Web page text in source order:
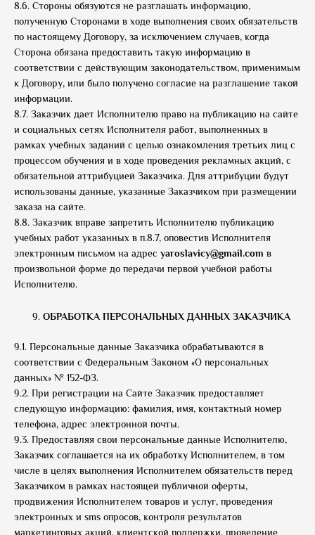
8.6. Стороны обязуются не разглашать информацию,
полученную Сторонами в ходе выполнения своих обязательств
по настоящему Договору, за исключением случаев, когда
Сторона обязана предоставить такую информацию в
соответствии с действующим законодательством, применимым
к Договору, или было получено согласие на разглашение такой
информации.
8.7. Заказчик дает Исполнителю право на публикацию на сайте
и социальных сетях Исполнителя работ, выполненных в
рамках учебных заданий с целью ознакомления третьих лиц с
процессом обучения и в ходе проведения рекламных акций, с
обязательной аттрибуцией Заказчика. Для аттрибуции будут
использованы данные, указанные Заказчиком при размещении
заказа на сайте.
8.8. Заказчик вправе запретить Исполнителю публикацию
учебных работ указанных в п.8.7, оповестив Исполнителя
электронным письмом на адрес yaroslavicy@gmail.com в
произвольной форме до передачи первой учебной работы
Исполнителю.
ОБРАБОТКА ПЕРСОНАЛЬНЫХ ДАННЫХ ЗАКАЗЧИКА
9.1. Персональные данные Заказчика обрабатываются в
соответствии с Федеральным Законом «О персональных
данных» № 152-ФЗ.
9.2. При регистрации на Сайте Заказчик предоставляет
следующую информацию: фамилия, имя, контактный номер
телефона, адрес электронной почты.
9.3. Предоставляя свои персональные данные Исполнителю,
Заказчик соглашается на их обработку Исполнителем, в том
числе в целях выполнения Исполнителем обязательств перед
Заказчиком в рамках настоящей публичной оферты,
продвижения Исполнителем товаров и услуг, проведения
электронных и sms опросов, контроля результатов
маркетинговых акций, клиентской поддержки, проведение